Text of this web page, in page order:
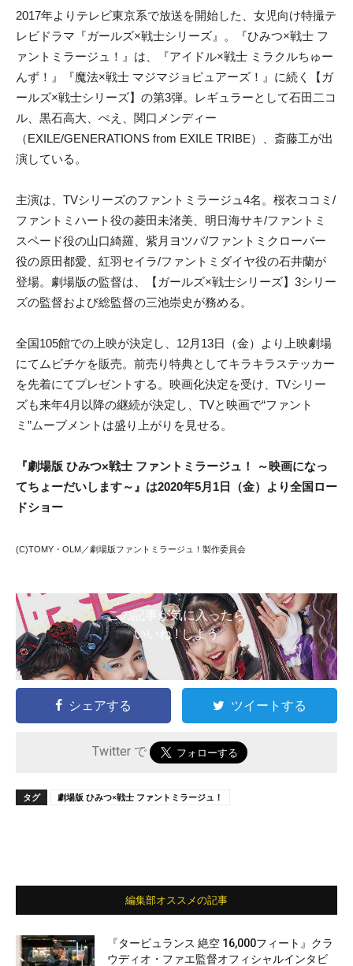
2017年よりテレビ東京系で放送を開始した、女児向け特撮テ
レビドラマ『ガールズ×戦士シリーズ』。『ひみつ×戦士 フ
ァントミラージュ！』は、『アイドル×戦士 ミラクルちゅー
んず！』『魔法×戦士 マジマジョピュアーズ！』に続く【ガ
ールズ×戦士シリーズ】の第3弾。レギュラーとして石田二コ
ル、黒石高大、ぺえ、関口メンディー
（EXILE/GENERATIONS from EXILE TRIBE）、斎藤工が出
演している。
主演は、TVシリーズのファントミラージュ4名。桜衣ココミ/
ファントミハート役の菱田未渚美、明日海サキ/ファントミ
スペード役の山口綺羅、紫月ヨツバ/ファントミクローバー
役の原田都愛、紅羽セイラ/ファントミダイヤ役の石井蘭が
登場。劇場版の監督は、【ガールズ×戦士シリーズ】3シリー
ズの監督および総監督の三池崇史が務める。
全国105館での上映が決定し、12月13日（金）より上映劇場
にてムビチケを販売。前売り特典としてキラキラステッカー
を先着にてプレゼントする。映画化決定を受け、TVシリー
ズも来年4月以降の継続が決定し、TVと映画で“ファント
ミ”ムーブメントは盛り上がりを見せる。
『劇場版 ひみつ×戦士 ファントミラージュ！ ～映画になっ
てちょーだいします～』は2020年5月1日（金）より全国ロー
ドショー
(C)TOMY・OLM／劇場版ファントミラージュ！製作委員会
この記事が気に入ったら
いいね ! しよう
シェアする ツイートする
Twitter で
タグ 劇場版 ひみつ×戦士 ファントミラージュ！
編集部オススメの記事
『タービュランス 絶空 16,000フィート』クラ
ウディオ・ファエ監督オフィシャルインタビ